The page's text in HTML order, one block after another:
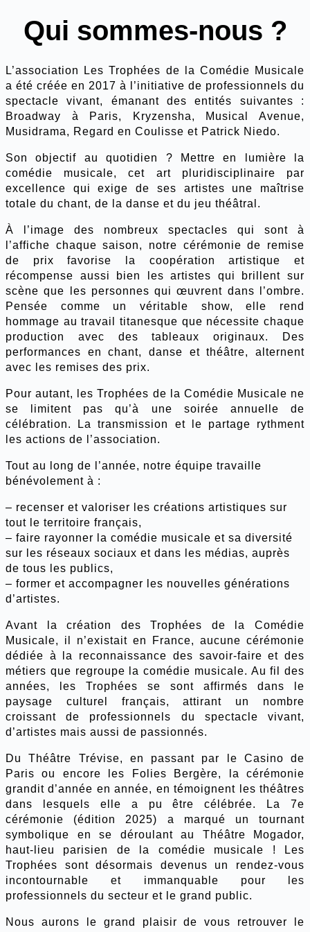
Qui sommes-nous ?
L’association Les Trophées de la Comédie Musicale
a été créée en 2017 à l’initiative de professionnels du
spectacle vivant, émanant des entités suivantes :
Broadway à Paris, Kryzensha, Musical Avenue,
Musidrama, Regard en Coulisse et Patrick Niedo.
Son objectif au quotidien ? Mettre en lumière la
comédie musicale, cet art pluridisciplinaire par
excellence qui exige de ses artistes une maîtrise
totale du chant, de la danse et du jeu théâtral.
À l’image des nombreux spectacles qui sont à
l’affiche chaque saison, notre cérémonie de remise
de prix favorise la coopération artistique et
récompense aussi bien les artistes qui brillent sur
scène que les personnes qui œuvrent dans l’ombre.
Pensée comme un véritable show, elle rend
hommage au travail titanesque que nécessite chaque
production avec des tableaux originaux. Des
performances en chant, danse et théâtre, alternent
avec les remises des prix.
Pour autant, les Trophées de la Comédie Musicale ne
se limitent pas qu’à une soirée annuelle de
célébration. La transmission et le partage rythment
les actions de l’association.
Tout au long de l’année, notre équipe travaille
bénévolement à :
– recenser et valoriser les créations artistiques sur
tout le territoire français,
– faire rayonner la comédie musicale et sa diversité
sur les réseaux sociaux et dans les médias, auprès
de tous les publics,
– former et accompagner les nouvelles générations
d’artistes.
Avant la création des Trophées de la Comédie
Musicale, il n’existait en France, aucune cérémonie
dédiée à la reconnaissance des savoir-faire et des
métiers que regroupe la comédie musicale. Au fil des
années, les Trophées se sont affirmés dans le
paysage culturel français, attirant un nombre
croissant de professionnels du spectacle vivant,
d’artistes mais aussi de passionnés.
Du Théâtre Trévise, en passant par le Casino de
Paris ou encore les Folies Bergère, la cérémonie
grandit d’année en année, en témoignent les théâtres
dans lesquels elle a pu être célébrée. La 7e
cérémonie (édition 2025) a marqué un tournant
symbolique en se déroulant au Théâtre Mogador,
haut-lieu parisien de la comédie musicale ! Les
Trophées sont désormais devenus un rendez-vous
incontournable et immanquable pour les
professionnels du secteur et le grand public.
Nous aurons le grand plaisir de vous retrouver le